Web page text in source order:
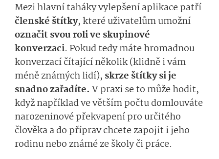
Mezi hlavní taháky vylepšení aplikace patří
členské štítky, které uživatelům umožní
označit svou roli ve skupinové
konverzaci. Pokud tedy máte hromadnou
konverzací čítající několik (klidně i vám
méně známých lidí), skrze štítky si je
snadno zařadíte. V praxi se to může hodit,
když například ve větším počtu domlouváte
narozeninové překvapení pro určitého
člověka a do příprav chcete zapojit i jeho
rodinu nebo známé ze školy či práce.